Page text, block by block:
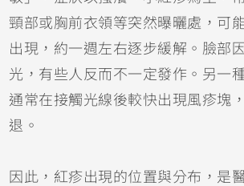
頸部或胸前衣領等突然曝曬處，可
出現，約一週左右逐步緩解。臉部
光，有些人反而不一定發作。另一
通常在接觸光線後較快出現風疹塊
退。
因此，紅疹出現的位置與分布，是